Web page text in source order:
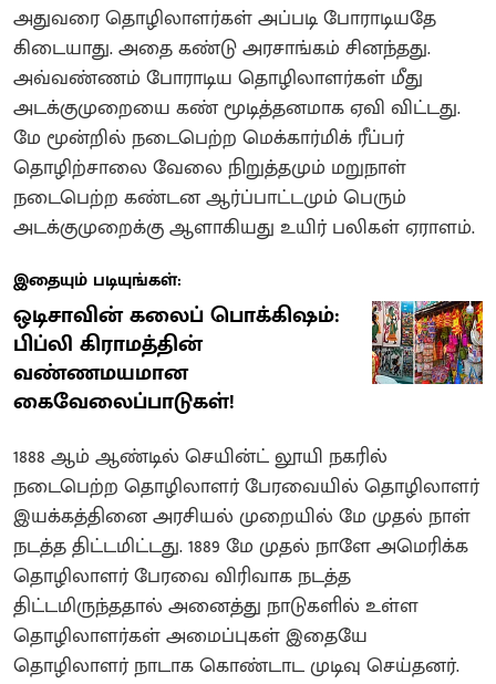
அதுவரை தொழிலாளர்கள் அப்படி போராடியதே
கிடையாது. அதை கண்டு அரசாங்கம் சினந்தது.
அவ்வண்ணம் போராடிய தொழிலாளர்கள் மீது
அடக்குமுறையை கண் மூடித்தனமாக ஏவி விட்டது.
மே மூன்றில் நடைபெற்ற மெக்கார்மிக் ரீப்பர்
தொழிற்சாலை வேலை நிறுத்தமும் மறுநாள்
நடைபெற்ற கண்டன ஆர்ப்பாட்டமும் பெரும்
அடக்குமுறைக்கு ஆளாகியது உயிர் பலிகள் ஏராளம்.
இதையும் படியுங்கள்:
ஒடிசாவின் கலைப் பொக்கிஷம்:
பிப்லி கிராமத்தின்
வண்ணமயமான
கைவேலைப்பாடுகள்!
1888 ஆம் ஆண்டில் செயின்ட் லூயி நகரில்
நடைபெற்ற தொழிலாளர் பேரவையில் தொழிலாளர்
இயக்கத்தினை அரசியல் முறையில் மே முதல் நாள்
நடத்த திட்டமிட்டது. 1889 மே முதல் நாளே அமெரிக்க
தொழிலாளர் பேரவை விரிவாக நடத்த
திட்டமிருந்ததால் அனைத்து நாடுகளில் உள்ள
தொழிலாளர்கள் அமைப்புகள் இதையே
தொழிலாளர் நாடாக கொண்டாட முடிவு செய்தனர்.